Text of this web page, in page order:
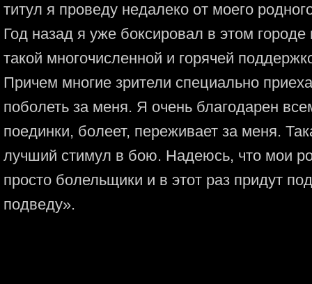
титул я проведу недалеко от моего
Год назад я уже боксировал в этом
такой многочисленной и горячей
Причем многие зрители специально
поболеть за меня. Я очень благодарен
поединки, болеет, переживает за меня.
лучший стимул в бою. Надеюсь, что мои
просто болельщики и в этот раз придут
подведу».